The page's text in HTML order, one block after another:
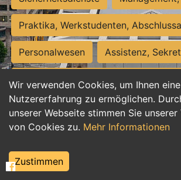
Wir verwenden Cookies, um Ihnen
Nutzererfahrung zu ermöglichen.
unserer Webseite stimmen Sie unserer
von Cookies zu. Mehr Informationen
Zustimmen
Praktika, Werkstudenten,
Personalwesen Assistenz,
Hilfskräfte, Aushilfs- und Nebenjobs
Einkauf, Logistik, Materialwirtschaft
Weiterbildung, Studium, duale
Tourismus